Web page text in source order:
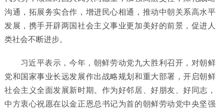
沟通，拓展务实合作，增进民心相通，推动中朝关系高水平
发展，携手开辟两国社会主义事业更加美好的前景，促进人
类社会不断进步。
习近平表示，今年，朝鲜劳动党九大胜利召开，对朝鲜
党和国家事业长远发展作出战略规划和重大部署，开启朝鲜
社会主义全面发展新时期。作为好邻居、好朋友、好同志，
中方衷心祝愿在以金正恩总书记为首的朝鲜劳动党中央坚强